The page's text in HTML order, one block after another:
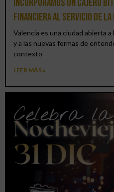
Incorporamos un cajero
financiera al servicio de la
Valencia es una ciudad abierta
y a las nuevas formas de
contexto
LEER MÁS »